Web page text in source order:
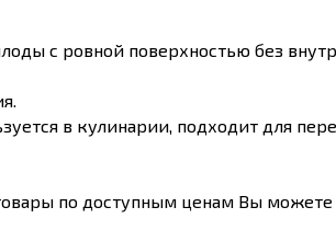
с ровной поверхностью без
в кулинарии, подходит для
по доступным ценам Вы можете